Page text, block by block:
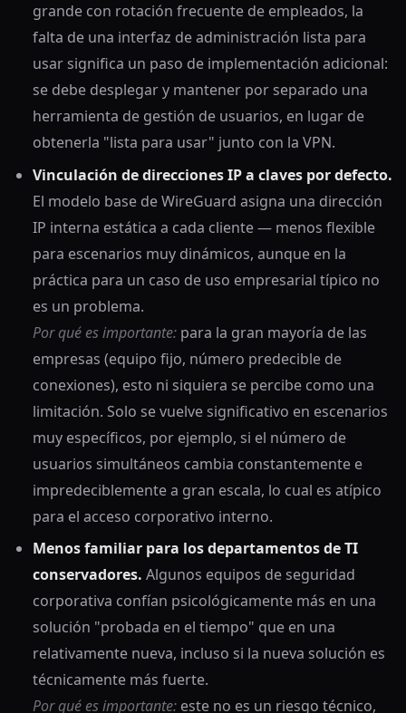
grande con rotación frecuente de empleados, la
falta de una interfaz de administración lista para
usar significa un paso de implementación adicional:
se debe desplegar y mantener por separado una
herramienta de gestión de usuarios, en lugar de
obtenerla "lista para usar" junto con la VPN.
Vinculación de direcciones IP a claves por defecto.
El modelo base de WireGuard asigna una dirección
IP interna estática a cada cliente — menos flexible
para escenarios muy dinámicos, aunque en la
práctica para un caso de uso empresarial típico no
es un problema.
Por qué es importante: para la gran mayoría de las
empresas (equipo fijo, número predecible de
conexiones), esto ni siquiera se percibe como una
limitación. Solo se vuelve significativo en escenarios
muy específicos, por ejemplo, si el número de
usuarios simultáneos cambia constantemente e
impredeciblemente a gran escala, lo cual es atípico
para el acceso corporativo interno.
Menos familiar para los departamentos de TI
conservadores. Algunos equipos de seguridad
corporativa confían psicológicamente más en una
solución "probada en el tiempo" que en una
relativamente nueva, incluso si la nueva solución es
técnicamente más fuerte.
Por qué es importante: este no es un riesgo técnico,